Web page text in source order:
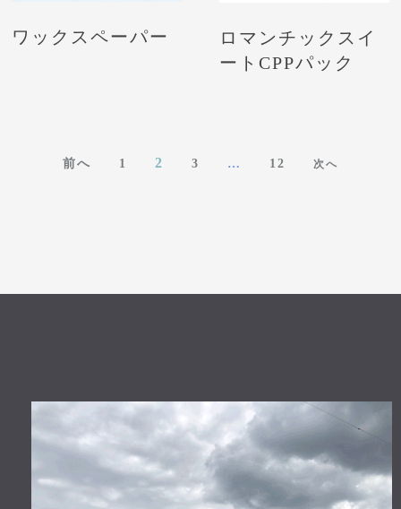
ワックスペーパー
ロマンチックスイ
ートCPPパック
前へ 1 2 3 … 12 次へ